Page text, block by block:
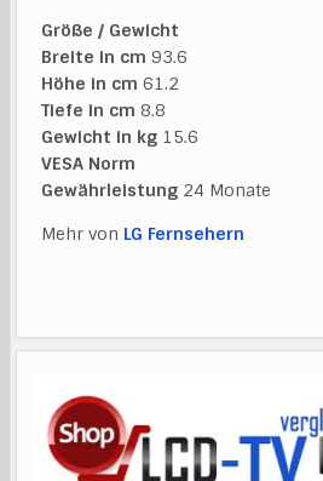
Größe / Gewicht
Breite in cm 93.6
Höhe in cm 61.2
Tiefe in cm 8.8
Gewicht in kg 15.6
VESA Norm
Gewährleistung 24 Monate
Mehr von LG Fernsehern